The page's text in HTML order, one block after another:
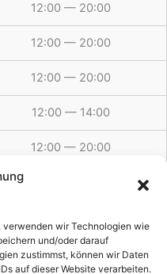
verwenden wir Technologien wie
und/oder darauf
zustimmst, können wir Daten
auf dieser Website verarbeiten.
12:00 — 20:00
12:00 — 20:00
12:00 — 20:00
12:00 — 14:00
12:00 — 20:00
12:00 — 19:30